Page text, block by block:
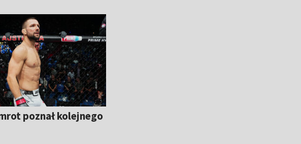
poznał kolejnego